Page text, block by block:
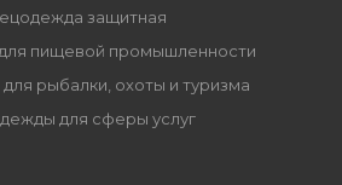
защитная
пищевой промышленности
рыбалки, охоты и туризма
для сферы услуг